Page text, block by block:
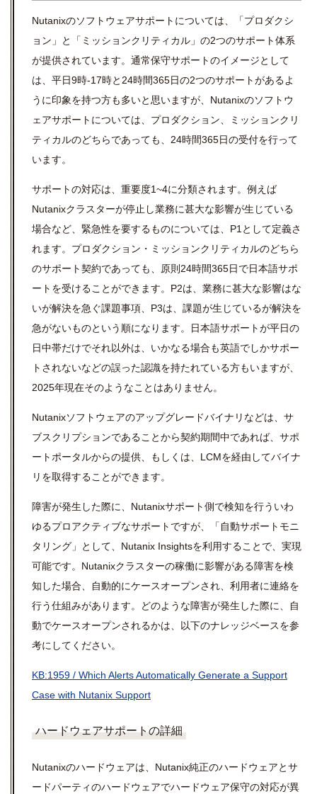
Nutanixのソフトウェアサポートについては、「プロダクシ
ョン」と「ミッションクリティカル」の2つのサポート体系
が提供されています。通常保守サポートのイメージとして
は、平日9時-17時と24時間365日の2つのサポートがあるよ
うに印象を持つ方も多いと思いますが、Nutanixのソフトウ
ェアサポートについては、プロダクション、ミッションクリ
ティカルのどちらであっても、24時間365日の受付を行って
います。
サポートの対応は、重要度1~4に分類されます。例えば
Nutanixクラスターが停止し業務に甚大な影響が生じている
場合など、緊急性を要するものについては、P1として定義さ
れます。プロダクション・ミッションクリティカルのどちら
のサポート契約であっても、原則24時間365日で日本語サポ
ートを受けることができます。P2は、業務に甚大な影響はな
いが解決を急ぐ課題事項、P3は、課題が生じているが解決を
急がないものという順になります。日本語サポートが平日の
日中帯だけでそれ以外は、いかなる場合も英語でしかサポー
トされないなどの誤った認識を持たれている方もいますが、
2025年現在そのようなことはありません。
Nutanixソフトウェアのアップグレードバイナリなどは、サ
ブスクリプションであることから契約期間中であれば、サポ
ートポータルからの提供、もしくは、LCMを経由してバイナ
リを取得することができます。
障害が発生した際に、Nutanixサポート側で検知を行ういわ
ゆるプロアクティブなサポートですが、「自動サポートモニ
タリング」として、Nutanix Insightsを利用することで、実現
可能です。Nutanixクラスターの稼働に影響がある障害を検
知した場合、自動的にケースオープンされ、利用者に連絡を
行う仕組みがあります。どのような障害が発生した際に、自
動でケースオープンされるかは、以下のナレッジベースを参
考にしてください。
KB:1959 / Which Alerts Automatically Generate a Support
Case with Nutanix Support
ハードウェアサポートの詳細
Nutanixのハードウェアは、Nutanix純正のハードウェアとサ
ードパーティのハードウェアでハードウェア保守の対応が異